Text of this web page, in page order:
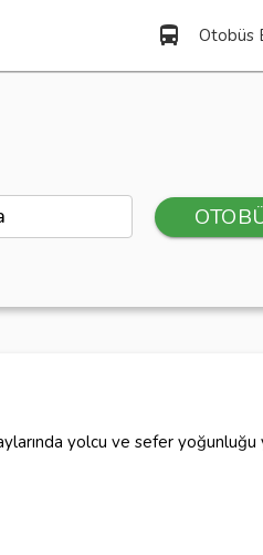
directions_bus Otobüs
yolcu ve sefer yoğunluğu